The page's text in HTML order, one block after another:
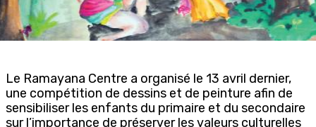
Le Ramayana Centre a organisé le 13 avril dernier,
une compétition de dessins et de peinture afin de
sensibiliser les enfants du primaire et du secondaire
sur l’importance de préserver les valeurs culturelles